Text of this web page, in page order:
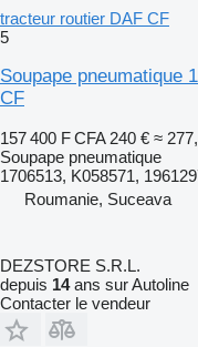
tracteur routier DAF CF
5
Soupape pneumatique
CF
157 400 F CFA 240 € ≈
Soupape pneumatique
1706513, K058571,
Roumanie, Suceava
DEZSTORE S.R.L.
depuis 14ans sur Autoline
Contacter le vendeur